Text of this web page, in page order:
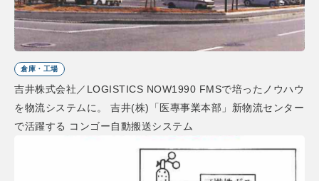
倉庫・工場
吉井株式会社／LOGISTICS NOW1990 FMSで培ったノウハウ
を物流システムに。 吉井(株)「医專事業本部」新物流センター
で活躍する コンゴー自動搬送システム